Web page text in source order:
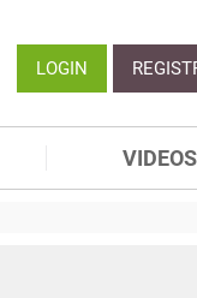
LOGIN
VIDEOS